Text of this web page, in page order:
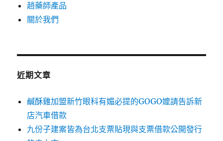
趙藥師產品
關於我們
近期文章
鹹酥雞加盟新竹眼科有媚必提的GOGO嬤請告訴新
店汽車借款
九份子建案皆為台北支票貼現與支票借款公開發行